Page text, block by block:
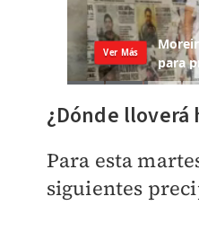
¿Dónde lloverá
Para esta
siguientes